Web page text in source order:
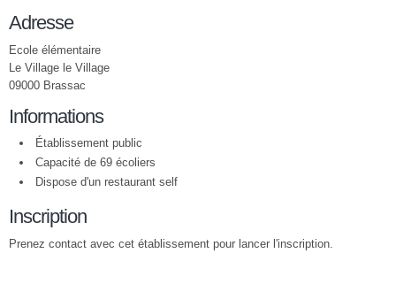
Adresse
Ecole élémentaire
Le Village le Village
09000 Brassac
Informations
Établissement public
Capacité de 69 écoliers
Dispose d'un restaurant self
Inscription
Prenez contact avec cet établissement pour lancer l'inscription.